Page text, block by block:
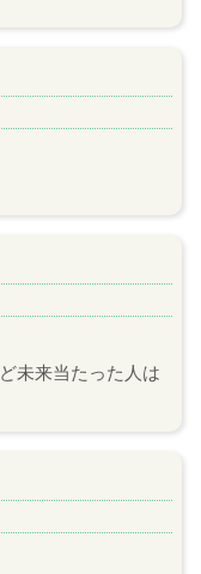
未来当たった人は